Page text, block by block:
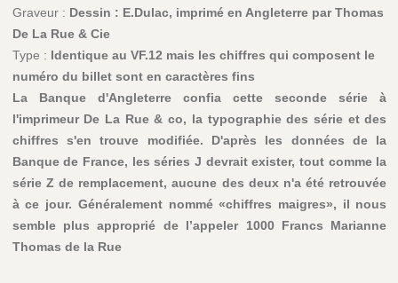
Graveur : Dessin : E.Dulac, imprimé en Angleterre par Thomas
De La Rue & Cie
Type : Identique au VF.12 mais les chiffres qui composent le
numéro du billet sont en caractères fins
La Banque d'Angleterre confia cette seconde série à
l'imprimeur De La Rue & co, la typographie des série et des
chiffres s'en trouve modifiée. D'après les données de la
Banque de France, les séries J devrait exister, tout comme la
série Z de remplacement, aucune des deux n'a été retrouvée
à ce jour. Généralement nommé «chiffres maigres», il nous
semble plus approprié de l’appeler 1000 Francs Marianne
Thomas de la Rue